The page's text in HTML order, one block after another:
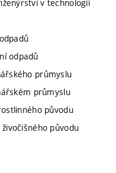
v technologii
odpadů
průmyslu
průmyslu
původu
původu